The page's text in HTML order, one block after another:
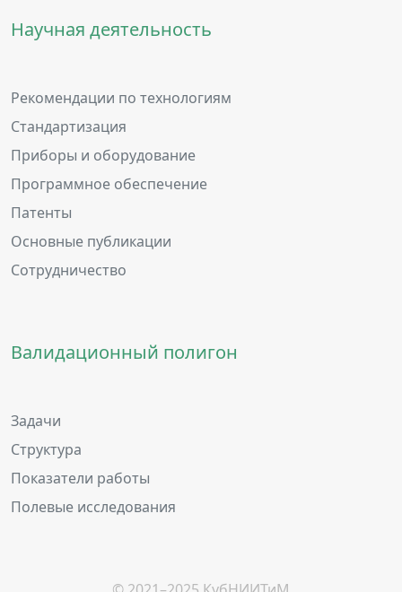
Научная деятельность
Рекомендации по технологиям
Стандартизация
Приборы и оборудование
Программное обеспечение
Патенты
Основные публикации
Сотрудничество
Валидационный полигон
Задачи
Структура
Показатели работы
Полевые исследования